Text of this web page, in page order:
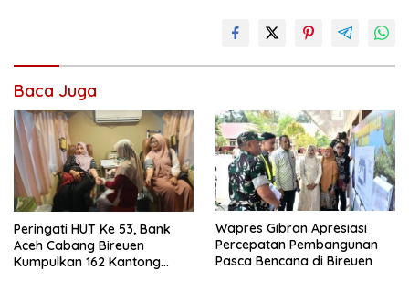
Baca Juga
Peringati HUT Ke 53, Bank
Aceh Cabang Bireuen
Kumpulkan 162 Kantong
Wapres Gibran Apresiasi
Percepatan Pembangunan
Pasca Bencana di Bireuen